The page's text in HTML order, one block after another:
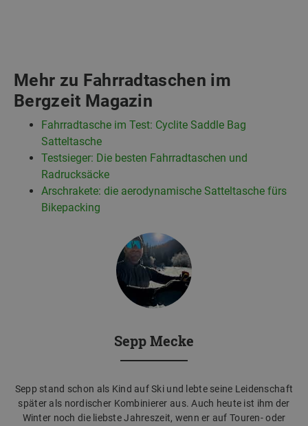
Mehr zu Fahrradtaschen im
Bergzeit Magazin
Fahrradtasche im Test: Cyclite Saddle Bag
Satteltasche
Testsieger: Die besten Fahrradtaschen und
Radrucksäcke
Arschrakete: die aerodynamische Satteltasche fürs
Bikepacking
Sepp Mecke
Sepp stand schon als Kind auf Ski und lebte seine Leidenschaft
später als nordischer Kombinierer aus. Auch heute ist ihm der
Winter noch die liebste Jahreszeit, wenn er auf Touren- oder